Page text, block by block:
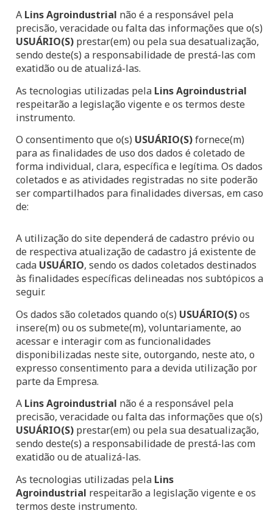
A Lins Agroindustrial não é a responsável pela
precisão, veracidade ou falta das informações que o(s)
USUÁRIO(S) prestar(em) ou pela sua desatualização,
sendo deste(s) a responsabilidade de prestá-las com
exatidão ou de atualizá-las.
As tecnologias utilizadas pela Lins Agroindustrial
respeitarão a legislação vigente e os termos deste
instrumento.
O consentimento que o(s) USUÁRIO(S)fornece(m)
para as finalidades de uso dos dados é coletado de
forma individual, clara, específica e legítima. Os dados
coletados e as atividades registradas no site poderão
ser compartilhados para finalidades diversas, em caso
de:
A utilização do site dependerá de cadastro prévio ou
de respectiva atualização de cadastro já existente de
cada USUÁRIO, sendo os dados coletados destinados
às finalidades específicas delineadas nos subtópicos a
seguir.
Os dados são coletados quando o(s) USUÁRIO(S)os
insere(m) ou os submete(m), voluntariamente, ao
acessar e interagir com as funcionalidades
disponibilizadas neste site, outorgando, neste ato, o
expresso consentimento para a devida utilização por
parte da Empresa.
A Lins Agroindustrial não é a responsável pela
precisão, veracidade ou falta das informações que o(s)
USUÁRIO(S) prestar(em) ou pela sua desatualização,
sendo deste(s) a responsabilidade de prestá-las com
exatidão ou de atualizá-las.
As tecnologias utilizadas pela Lins
Agroindustrial respeitarão a legislação vigente e os
termos deste instrumento.